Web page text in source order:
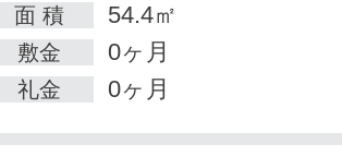
面 積 54.4㎡
敷金 0ヶ月
礼金 0ヶ月